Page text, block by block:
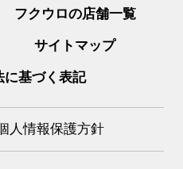
フクウロの店舗一覧
サイトマップ
に基づく表記
人情報保護方針